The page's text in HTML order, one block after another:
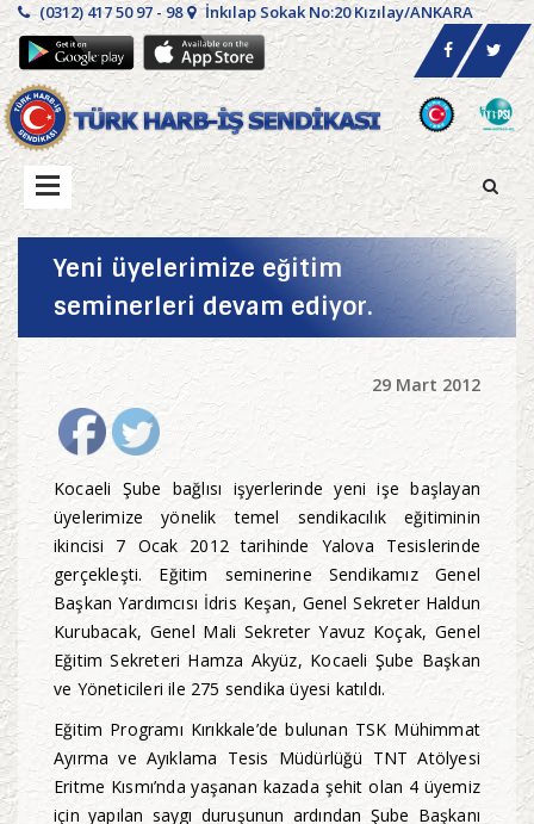
(0312) 417 50 97 - 98 İnkılap Sokak No:20 Kızılay/ANKARA
Yeni üyelerimize eğitim
seminerleri devam ediyor.
29 Mart 2012
Kocaeli Şube bağlısı işyerlerinde yeni işe başlayan
üyelerimize yönelik temel sendikacılık eğitiminin
ikincisi 7 Ocak 2012 tarihinde Yalova Tesislerinde
gerçekleşti. Eğitim seminerine Sendikamız Genel
Başkan Yardımcısı İdris Keşan, Genel Sekreter Haldun
Kurubacak, Genel Mali Sekreter Yavuz Koçak, Genel
Eğitim Sekreteri Hamza Akyüz, Kocaeli Şube Başkan
ve Yöneticileri ile 275 sendika üyesi katıldı.
Eğitim Programı Kırıkkale’de bulunan TSK Mühimmat
Ayırma ve Ayıklama Tesis Müdürlüğü TNT Atölyesi
Eritme Kısmı’nda yaşanan kazada şehit olan 4 üyemiz
için yapılan saygı duruşunun ardından Şube Başkanı